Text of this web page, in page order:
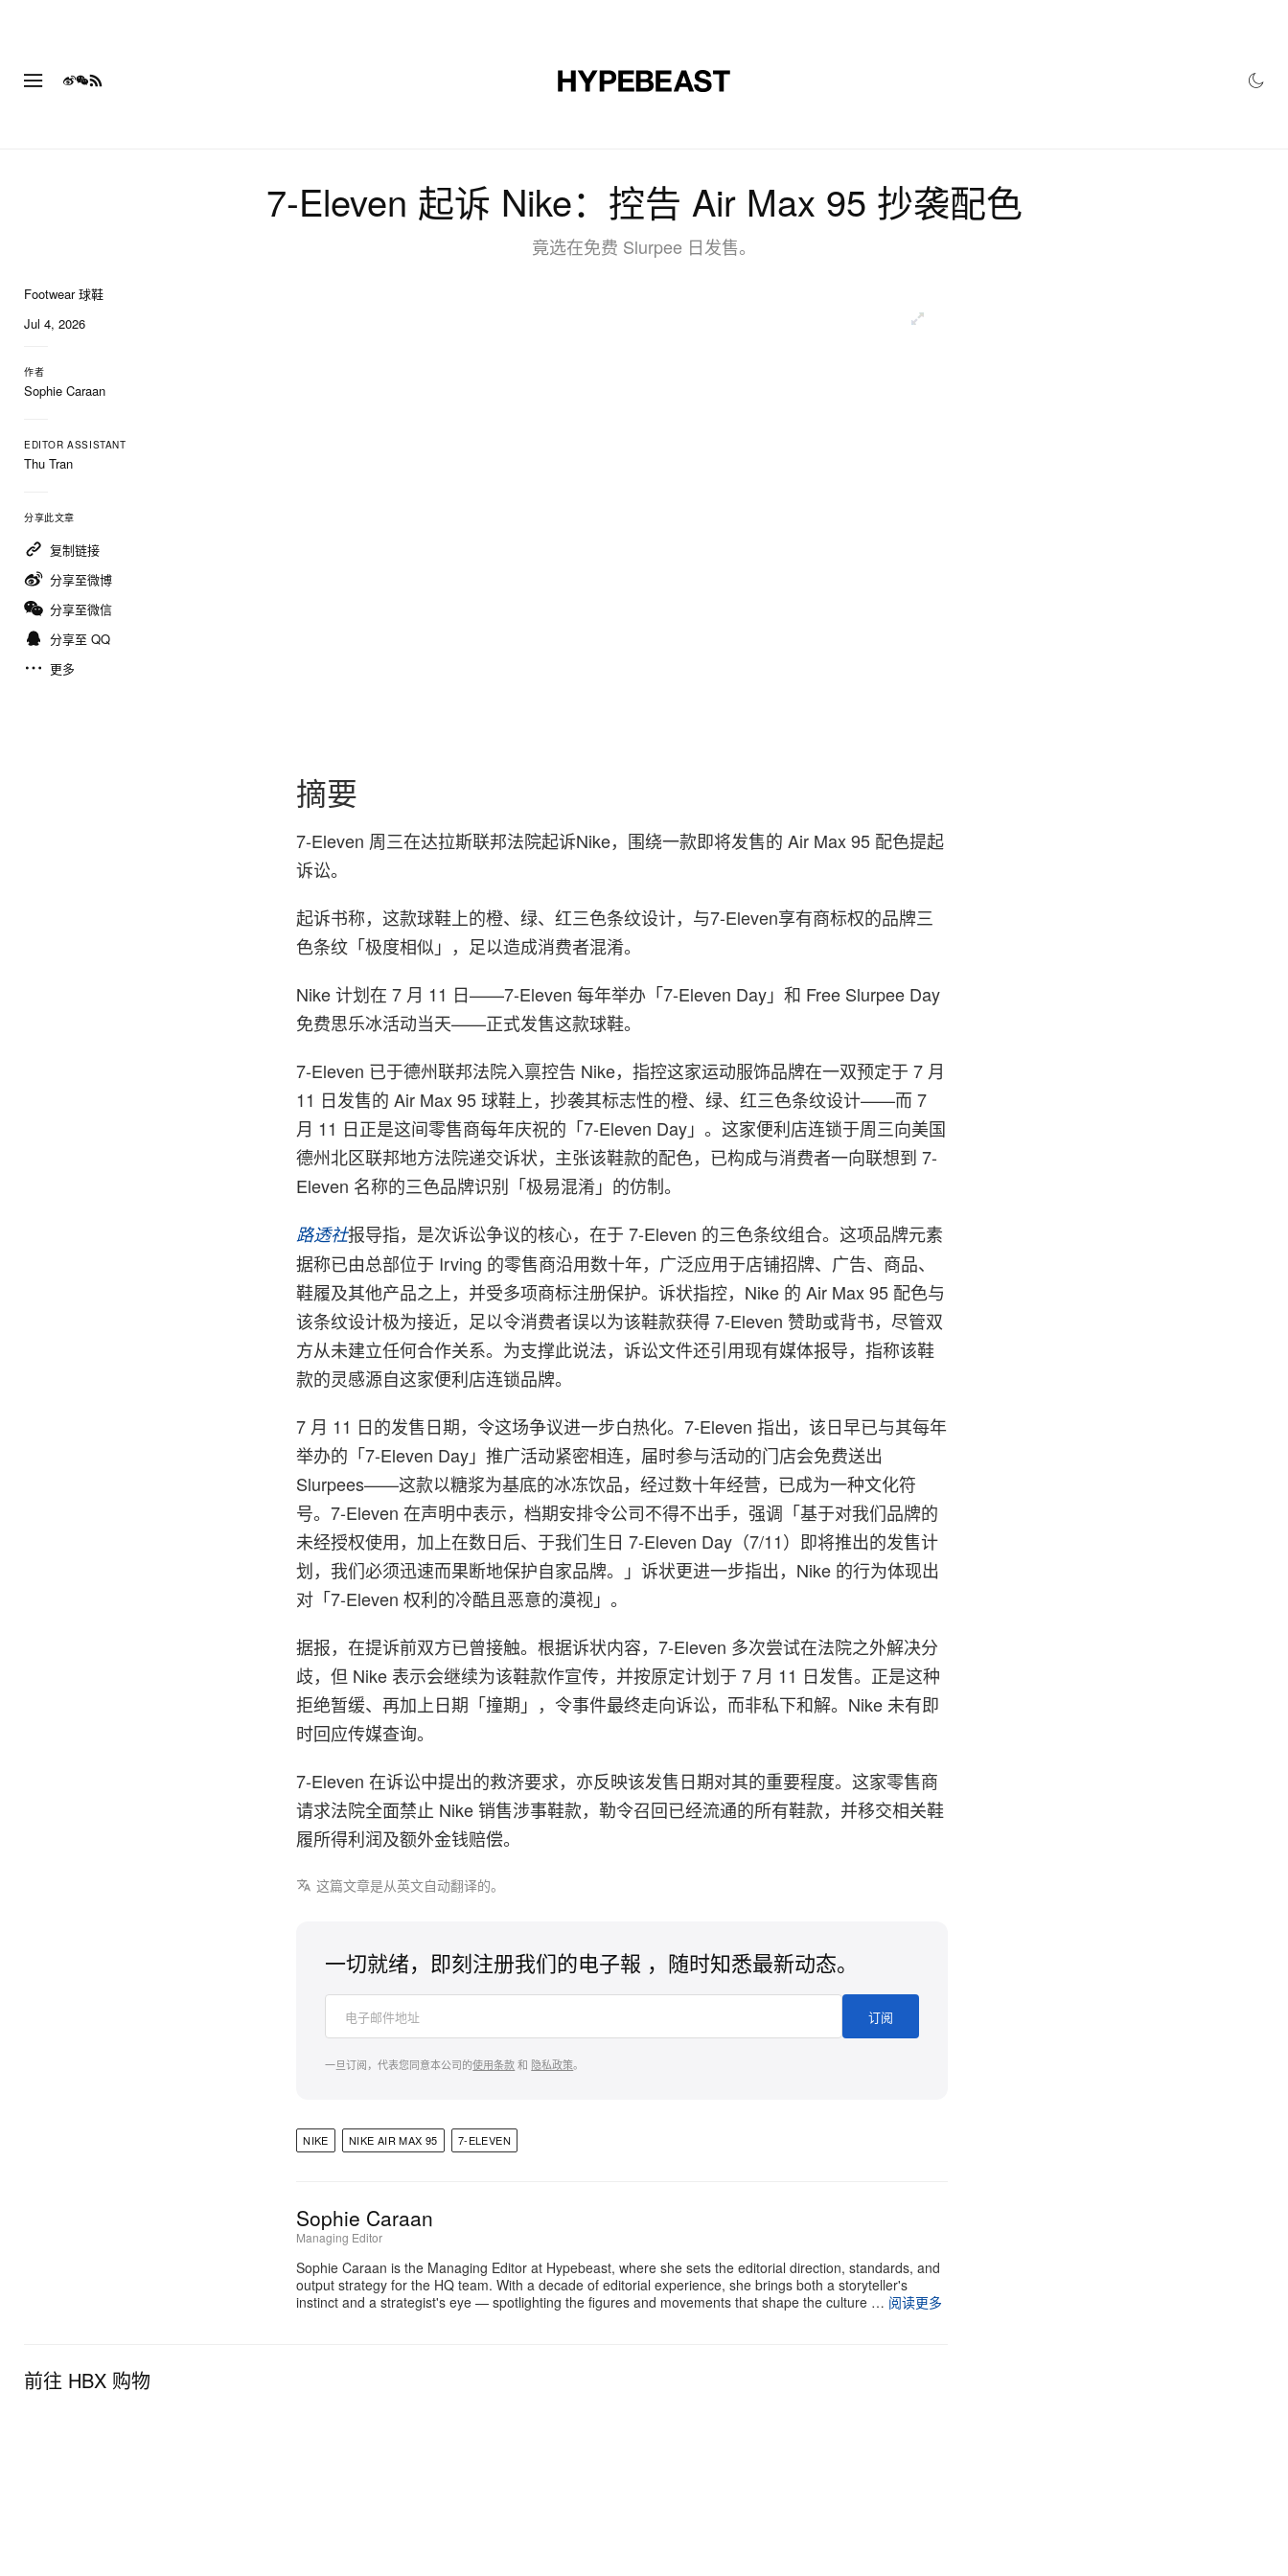
7‑Eleven 起诉 Nike：控告 Air Max 95 抄袭配色
竟选在免费 Slurpee 日发售。
Footwear 球鞋
Jul 4, 2026
作者
Sophie Caraan
EDITOR ASSISTANT
Thu Tran
分享此文章
复制链接
分享至微博
分享至微信
分享至 QQ
更多
摘要
7-Eleven 周三在达拉斯联邦法院起诉Nike，围绕一款即将发售的 Air Max 95 配色提起
诉讼。
起诉书称，这款球鞋上的橙、绿、红三色条纹设计，与7-Eleven享有商标权的品牌三
色条纹「极度相似」，足以造成消费者混淆。
Nike 计划在 7 月 11 日——7-Eleven 每年举办「7-Eleven Day」和 Free Slurpee Day
免费思乐冰活动当天——正式发售这款球鞋。
7-Eleven 已于德州联邦法院入禀控告 Nike，指控这家运动服饰品牌在一双预定于 7 月
11 日发售的 Air Max 95 球鞋上，抄袭其标志性的橙、绿、红三色条纹设计——而 7
月 11 日正是这间零售商每年庆祝的「7-Eleven Day」。这家便利店连锁于周三向美国
德州北区联邦地方法院递交诉状，主张该鞋款的配色，已构成与消费者一向联想到 7-
Eleven 名称的三色品牌识别「极易混淆」的仿制。
路透社报导指，是次诉讼争议的核心，在于 7-Eleven 的三色条纹组合。这项品牌元素
据称已由总部位于 Irving 的零售商沿用数十年，广泛应用于店铺招牌、广告、商品、
鞋履及其他产品之上，并受多项商标注册保护。诉状指控，Nike 的 Air Max 95 配色与
该条纹设计极为接近，足以令消费者误以为该鞋款获得 7-Eleven 赞助或背书，尽管双
方从未建立任何合作关系。为支撑此说法，诉讼文件还引用现有媒体报导，指称该鞋
款的灵感源自这家便利店连锁品牌。
7 月 11 日的发售日期，令这场争议进一步白热化。7-Eleven 指出，该日早已与其每年
举办的「7-Eleven Day」推广活动紧密相连，届时参与活动的门店会免费送出
Slurpees——这款以糖浆为基底的冰冻饮品，经过数十年经营，已成为一种文化符
号。7-Eleven 在声明中表示，档期安排令公司不得不出手，强调「基于对我们品牌的
未经授权使用，加上在数日后、于我们生日 7-Eleven Day（7/11）即将推出的发售计
划，我们必须迅速而果断地保护自家品牌。」诉状更进一步指出，Nike 的行为体现出
对「7-Eleven 权利的冷酷且恶意的漠视」。
据报，在提诉前双方已曾接触。根据诉状内容，7-Eleven 多次尝试在法院之外解决分
歧，但 Nike 表示会继续为该鞋款作宣传，并按原定计划于 7 月 11 日发售。正是这种
拒绝暂缓、再加上日期「撞期」，令事件最终走向诉讼，而非私下和解。Nike 未有即
时回应传媒查询。
7-Eleven 在诉讼中提出的救济要求，亦反映该发售日期对其的重要程度。这家零售商
请求法院全面禁止 Nike 销售涉事鞋款，勒令召回已经流通的所有鞋款，并移交相关鞋
履所得利润及额外金钱赔偿。
这篇文章是从英文自动翻译的。
一切就绪，即刻注册我们的电子報 ，随时知悉最新动态。
订阅
一旦订阅，代表您同意本公司的使用条款和 隐私政策。
NIKE NIKE AIR MAX 95 7-ELEVEN
Sophie Caraan
Managing Editor
Sophie Caraan is the Managing Editor at Hypebeast, where she sets the editorial direction, standards, and
output strategy for the HQ team. With a decade of editorial experience, she brings both a storyteller's
instinct and a strategist's eye — spotlighting the figures and movements that shape the culture … 阅读更多
前往 HBX 购物